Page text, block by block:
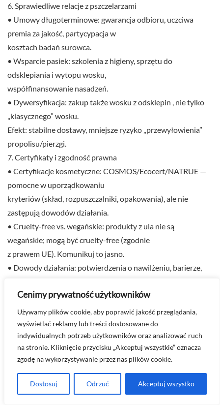
Cenimy prywatność użytkowników
Używamy plików cookie, aby poprawić jakość przeglądania,
wyświetlać reklamy lub treści dostosowane do
indywidualnych potrzeb użytkowników oraz analizować ruch
na stronie. Kliknięcie przycisku „Akceptuj wszystkie” oznacza
zgodę na wykorzystywanie przez nas plików cookie.
Dostosuj Odrzuć Akceptuj wszystko
6. Sprawiedliwe relacje z pszczelarzami
• Umowy długoterminowe: gwarancja odbioru, uczciwa
premia za jakość, partycypacja w
kosztach badań surowca.
• Wsparcie pasiek: szkolenia z higieny, sprzętu do
odsklepiania i wytopu wosku,
współfinansowanie nasadzeń.
• Dywersyfikacja: zakup także wosku z odsklepin , nie tylko
„klasycznego” wosku.
Efekt: stabilne dostawy, mniejsze ryzyko „przewyłowienia”
propolisu/pierzgi.
7. Certyfikaty i zgodność prawna
• Certyfikacje kosmetyczne: COSMOS/Ecocert/NATRUE —
pomocne w uporządkowaniu
kryteriów (skład, rozpuszczalniki, opakowania), ale nie
zastępują dowodów działania.
• Cruelty-free vs. wegańskie: produkty z ula nie są
wegańskie; mogą być cruelty-free (zgodnie
z prawem UE). Komunikuj to jasno.
• Dowody działania: potwierdzenia o nawilżeniu, barierze,
aparaturowymi (TEWL, korneometria, profilometria) i
testami użytkowymi.
8. Minimalizacja odpadów i upcykling
• Wosk z odsklepin: wysokiej jakości frakcja do
balsamów/pomadek.
• Wytłoki po ekstrakcji propolisu: możliwe zastosowanie w